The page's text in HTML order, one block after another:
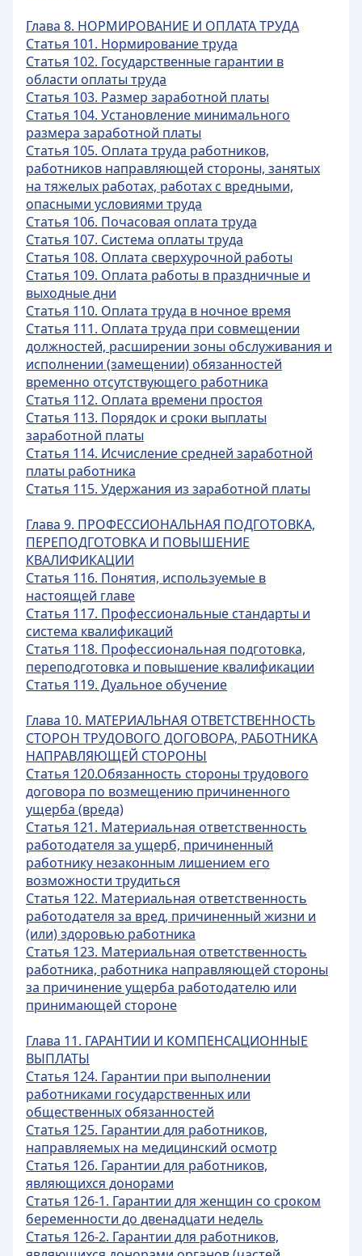
Глава 8. НОРМИРОВАНИЕ И ОПЛАТА ТРУДА
Статья 101. Нормирование труда
Статья 102. Государственные гарантии в
области оплаты труда
Статья 103. Размер заработной платы
Статья 104. Установление минимального
размера заработной платы
Статья 105. Оплата труда работников,
работников направляющей стороны, занятых
на тяжелых работах, работах с вредными,
опасными условиями труда
Статья 106. Почасовая оплата труда
Статья 107. Система оплаты труда
Статья 108. Оплата сверхурочной работы
Статья 109. Оплата работы в праздничные и
выходные дни
Статья 110. Оплата труда в ночное время
Статья 111. Оплата труда при совмещении
должностей, расширении зоны обслуживания и
исполнении (замещении) обязанностей
временно отсутствующего работника
Статья 112. Оплата времени простоя
Статья 113. Порядок и сроки выплаты
заработной платы
Статья 114. Исчисление средней заработной
платы работника
Статья 115. Удержания из заработной платы
Глава 9. ПРОФЕССИОНАЛЬНАЯ ПОДГОТОВКА,
ПЕРЕПОДГОТОВКА И ПОВЫШЕНИЕ
КВАЛИФИКАЦИИ
Статья 116. Понятия, используемые в
настоящей главе
Статья 117. Профессиональные стандарты и
система квалификаций
Статья 118. Профессиональная подготовка,
переподготовка и повышение квалификации
Статья 119. Дуальное обучение
Глава 10. МАТЕРИАЛЬНАЯ ОТВЕТСТВЕННОСТЬ
СТОРОН ТРУДОВОГО ДОГОВОРА, РАБОТНИКА
НАПРАВЛЯЮЩЕЙ СТОРОНЫ
Статья 120.Обязанность стороны трудового
договора по возмещению причиненного
ущерба (вреда)
Статья 121. Материальная ответственность
работодателя за ущерб, причиненный
работнику незаконным лишением его
возможности трудиться
Статья 122. Материальная ответственность
работодателя за вред, причиненный жизни и
(или) здоровью работника
Статья 123. Материальная ответственность
работника, работника направляющей стороны
за причинение ущерба работодателю или
принимающей стороне
Глава 11. ГАРАНТИИ И КОМПЕНСАЦИОННЫЕ
ВЫПЛАТЫ
Статья 124. Гарантии при выполнении
работниками государственных или
общественных обязанностей
Статья 125. Гарантии для работников,
направляемых на медицинский осмотр
Статья 126. Гарантии для работников,
являющихся донорами
Статья 126-1. Гарантии для женщин со сроком
беременности до двенадцати недель
Статья 126-2. Гарантии для работников,